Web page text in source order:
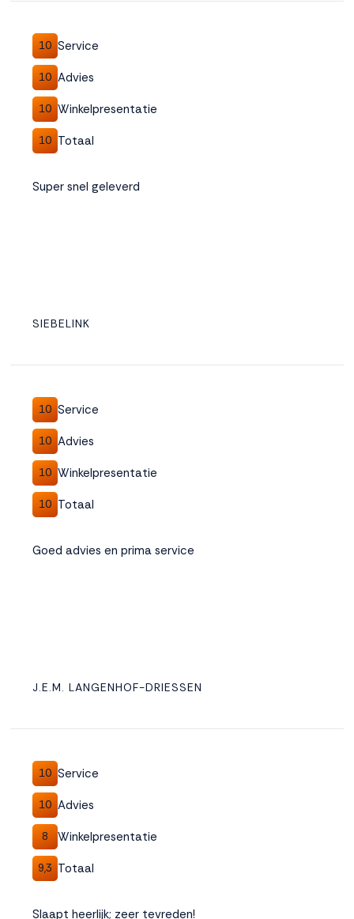
10 Service
10 Advies
10 Winkelpresentatie
10 Totaal
Super snel geleverd
SIEBELINK
10 Service
10 Advies
10 Winkelpresentatie
10 Totaal
Goed advies en prima service
J.E.M. LANGENHOF-DRIESSEN
10 Service
10 Advies
8 Winkelpresentatie
9,3 Totaal
Slaapt heerlijk; zeer tevreden!